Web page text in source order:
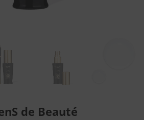
de Beauté